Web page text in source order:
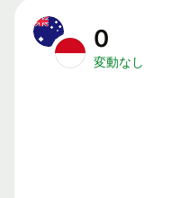
0
変動なし